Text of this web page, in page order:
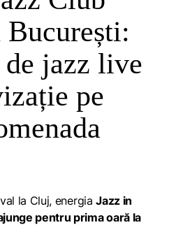
de jazz live
pe
la Cluj, energiaJazz in
pentru prima oară la